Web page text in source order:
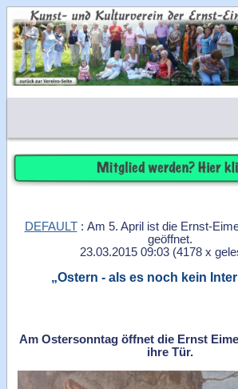
DEFAULT: Am 5. April ist die Ernst-
geöffnet.
23.03.2015 09:03 (4178 x
„Ostern - als es noch kein
Am Ostersonntag öffnet die Ernst
ihre Tür.